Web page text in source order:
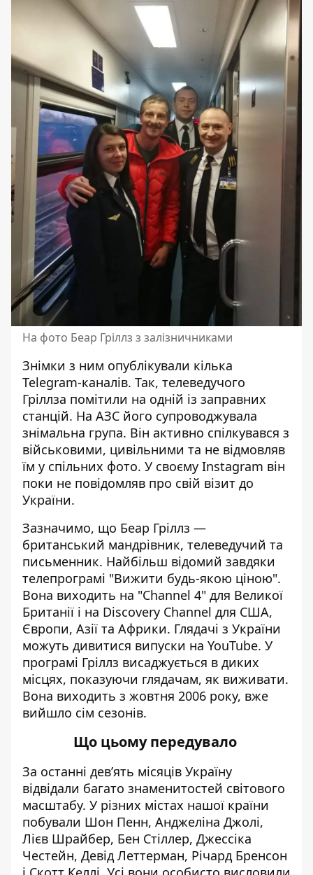
На фото Беар Гріллз з залізничниками
Знімки з ним опублікували кілька
Telegram-каналів. Так, телеведучого
Гріллза помітили на одній із заправних
станцій. На АЗС його супроводжувала
знімальна група. Він активно спілкувався з
військовими, цивільними та не відмовляв
їм у спільних фото. У своєму Instagram він
поки не повідомляв про свій візит до
України.
Зазначимо, що Беар Гріллз —
британський мандрівник, телеведучий та
письменник. Найбільш відомий завдяки
телепрограмі "Вижити будь-якою ціною".
Вона виходить на "Channel 4" для Великої
Британії і на Discovery Channel для США,
Європи, Азії та Африки. Глядачі з України
можуть дивитися випуски на YouTube. У
програмі Гріллз висаджується в диких
місцях, показуючи глядачам, як виживати.
Вона виходить з жовтня 2006 року, вже
вийшло сім сезонів.
Що цьому передувало
За останні дев’ять місяців Україну
відвідали багато знаменитостей світового
масштабу. У різних містах нашої країни
побували Шон Пенн, Анджеліна Джолі,
Лієв Шрайбер, Бен Стіллер, Джессіка
Честейн, Девід Леттерман, Річард Бренсон